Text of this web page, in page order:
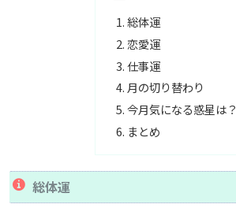
総体運
恋愛運
仕事運
月の切り替わり
今月気になる惑星は？
まとめ
総体運